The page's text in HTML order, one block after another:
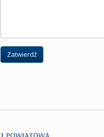
Zatwierdź